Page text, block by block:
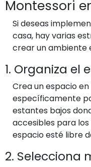
Montessori
Si deseas
casa, hay varias
crear un ambiente
1. Organiza el
Crea un espacio
específicamente
estantes bajos
accesibles para
espacio esté libre
2. Selecciona